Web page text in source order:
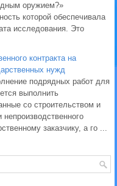
оружием?»
которой обеспечивала
исследования. Это
контракта на
нужд
подрядных работ для
выполнить
со строительством и
заказчику, а го ...